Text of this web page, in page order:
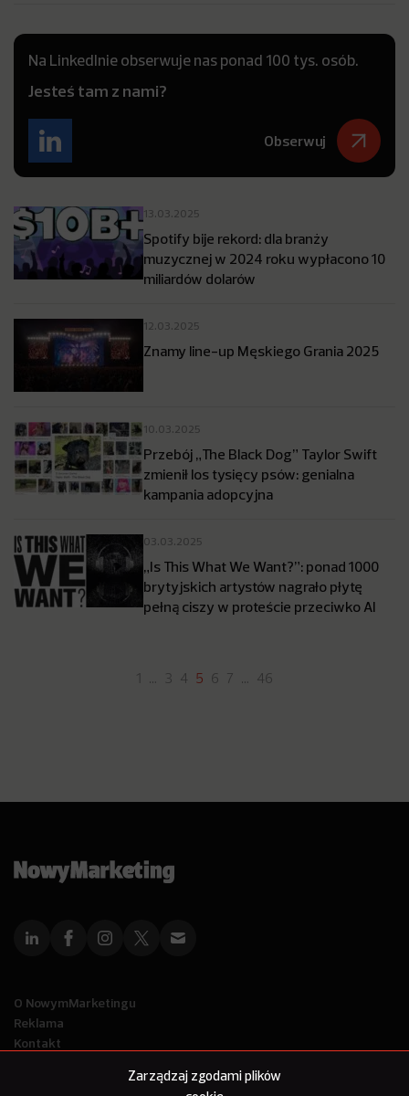
Zarządzaj zgodami plików
Na LinkedInie obserwuje nas ponad 100 tys. osób.
Jesteś tam z nami?
Obserwuj
13.03.2025
Spotify bije rekord: dla branży
muzycznej w 2024 roku wypłacono 10
miliardów dolarów
12.03.2025
Znamy line-up Męskiego Grania 2025
10.03.2025
Przebój „The Black Dog” Taylor Swift
zmienił los tysięcy psów: genialna
kampania adopcyjna
03.03.2025
„Is This What We Want?”: ponad 1000
brytyjskich artystów nagrało płytę
pełną ciszy w proteście przeciwko AI
… 3 4 5 6 7 … 46
O NowymMarketingu
Reklama
Kontakt